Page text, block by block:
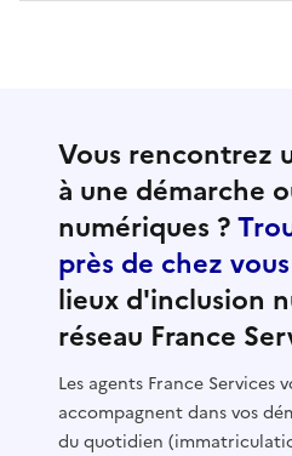
Vous rencontrez
à une démarche
numériques ?
près de chez vous
lieux d'inclusion
réseau France
Les agents France Services
accompagnent dans vos
du quotidien